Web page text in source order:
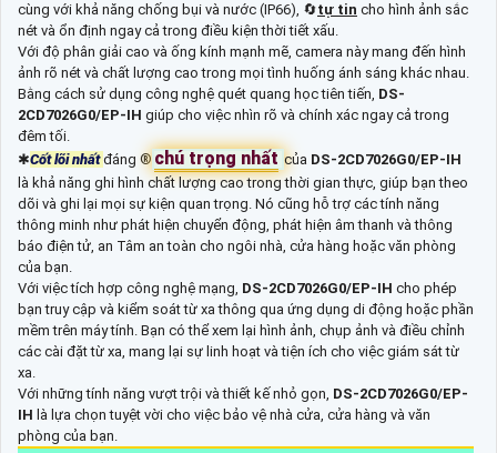
cùng với khả năng chống bụi và nước (IP66), 🔄tự tin cho hình ảnh sắc
nét và ổn định ngay cả trong điều kiện thời tiết xấu.
Với độ phân giải cao và ống kính mạnh mẽ, camera này mang đến hình
ảnh rõ nét và chất lượng cao trong mọi tình huống ánh sáng khác nhau.
Bằng cách sử dụng công nghệ quét quang học tiên tiến, DS-
2CD7026G0/EP-IH giúp cho việc nhìn rõ và chính xác ngay cả trong
đêm tối.
✱Cốt lõi nhấtđáng ®️ chú trọng nhất của DS-2CD7026G0/EP-IH
là khả năng ghi hình chất lượng cao trong thời gian thực, giúp bạn theo
dõi và ghi lại mọi sự kiện quan trọng. Nó cũng hỗ trợ các tính năng
thông minh như phát hiện chuyển động, phát hiện âm thanh và thông
báo điện tử, an Tâm an toàn cho ngôi nhà, cửa hàng hoặc văn phòng
của bạn.
Với việc tích hợp công nghệ mạng, DS-2CD7026G0/EP-IH cho phép
bạn truy cập và kiểm soát từ xa thông qua ứng dụng di động hoặc phần
mềm trên máy tính. Bạn có thể xem lại hình ảnh, chụp ảnh và điều chỉnh
các cài đặt từ xa, mang lại sự linh hoạt và tiện ích cho việc giám sát từ
xa.
Với những tính năng vượt trội và thiết kế nhỏ gọn, DS-2CD7026G0/EP-
IH là lựa chọn tuyệt vời cho việc bảo vệ nhà cửa, cửa hàng và văn
phòng của bạn.